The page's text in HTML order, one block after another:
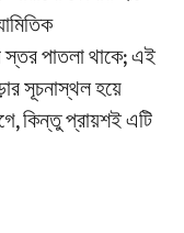
পাতলা থাকে; এই
সূচনাস্থল হয়ে
কিন্তু প্রায়শই এটি